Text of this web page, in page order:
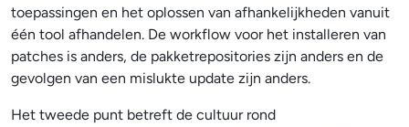
toepassingen en het oplossen van afhankelijkheden vanuit
één tool afhandelen. De workflow voor het installeren van
patches is anders, de pakketrepositories zijn anders en de
gevolgen van een mislukte update zijn anders.
Het tweede punt betreft de cultuur rond